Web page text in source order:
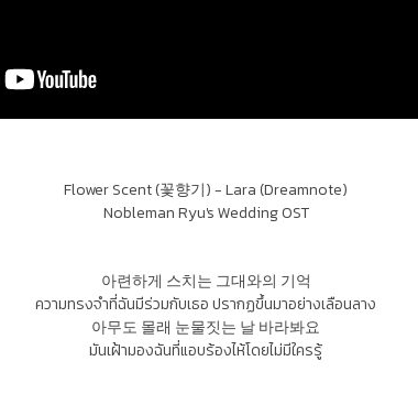
Flower Scent (꽃향기) - Lara (Dreamnote)
Nobleman Ryu's Wedding OST
아련하게 스치는 그대와의 기억
ความทรงจำที่ฉันมีร่วมกับเธอ ปรากฏขึ้นมาอย่างเลือนลาง
아무도 몰래 눈물짓는 날 바라봐요
มันเฝ้ามองฉันที่แอบร้องไห้โดยไม่มีใครรู้